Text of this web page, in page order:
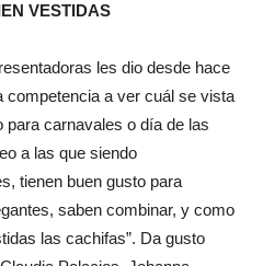
VESTIDAS
les dio desde hace
competencia a ver cuál se vista
carnavales o día de las
a las que siendo
tienen buen gusto para
saben combinar, y como
las cachifas”. Da gusto